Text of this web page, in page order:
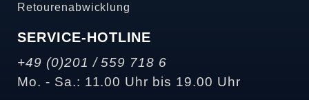
Retourenabwicklung
SERVICE-HOTLINE
+49 (0)201 / 559 718 6
Mo. - Sa.: 11.00 Uhr bis 19.00 Uhr